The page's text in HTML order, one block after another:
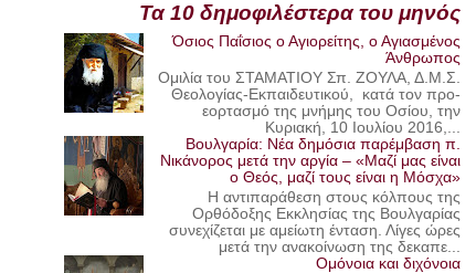
Τα 10 δημοφιλέστερα του μηνός
Όσιος Παΐσιος ο Αγιορείτης, ο Αγιασμένος
Άνθρωπος
Ομιλία του ΣΤΑΜΑΤΙΟΥ Σπ. ΖΟΥΛΑ, Δ.Μ.Σ.
Θεολογίας-Εκπαιδευτικού, κατά τον προ-
εορτασμό της μνήμης του Οσίου, την
Κυριακή, 10 Ιουλίου 2016,...
Βουλγαρία: Νέα δημόσια παρέμβαση π.
Νικάνορος μετά την αργία – «Μαζί μας είναι
ο Θεός, μαζί τους είναι η Μόσχα»
Η αντιπαράθεση στους κόλπους της
Ορθόδοξης Εκκλησίας της Βουλγαρίας
συνεχίζεται με αμείωτη ένταση. Λίγες ώρες
μετά την ανακοίνωση της δεκαπε...
Ομόνοια και διχόνοια